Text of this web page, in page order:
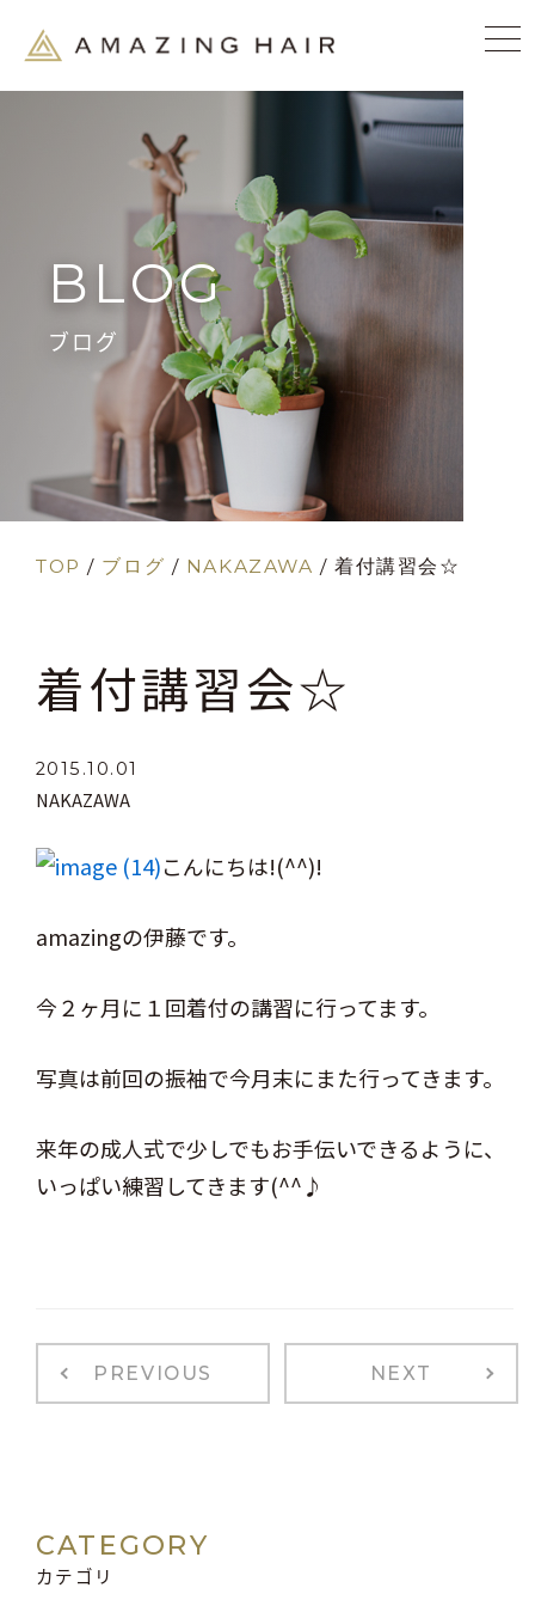
BLOG
ブログ
TOP / ブログ / NAKAZAWA /着付講習会☆
着付講習会☆
2015.10.01
NAKAZAWA
こんにちは!(^^)!
amazingの伊藤です。
今２ヶ月に１回着付の講習に行ってます。
写真は前回の振袖で今月末にまた行ってきます。
来年の成人式で少しでもお手伝いできるように、
いっぱい練習してきます(^^♪
PREVIOUS NEXT
CATEGORY
カテゴリ